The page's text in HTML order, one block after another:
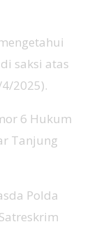
saksi atas
2025).
6 Hukum
Tanjung
Polda